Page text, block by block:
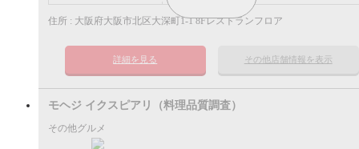
住所 : 大阪府大阪市北区大深町1-1 8Fレストランフロア
詳細を見る その他店舗情報を表示
モヘジ イクスピアリ（料理品質調査）
その他グルメ